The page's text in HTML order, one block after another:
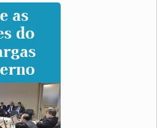
e cobram diálogo com Lula
participam de debate sobre saúde nas
para transporte rodoviário de cargas na
de Cargas e Caminhoneiros Autonomos
APOIO A CLASSE TRABALHADORA
em Defesa do Estado Democrático de Direito
balanço do 3º Congresso da CNTTL